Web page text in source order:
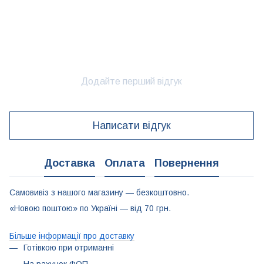
Додайте перший відгук
Написати відгук
Доставка Оплата Повернення
Самовивіз з нашого магазину — безкоштовно.
«Новою поштою» по Україні — від 70 грн.
Більше інформації про доставку
Готівкою при отриманні